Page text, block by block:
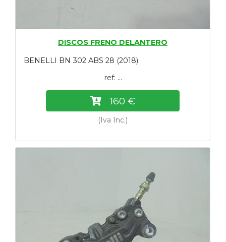
DISCOS FRENO DELANTERO
BENELLI BN 302 ABS 28 (2018)
ref: ...
160 €
(Iva Inc.)